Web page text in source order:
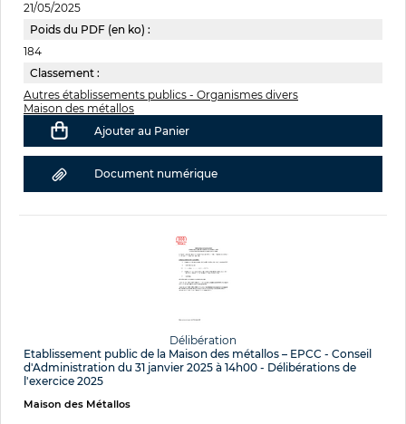
21/05/2025
Poids du PDF (en ko) :
184
Classement :
Autres établissements publics - Organismes divers
Maison des métallos
Ajouter au Panier
Document numérique
Délibération
Etablissement public de la Maison des métallos – EPCC - Conseil
d'Administration du 31 janvier 2025 à 14h00 - Délibérations de
l'exercice 2025
Maison des Métallos